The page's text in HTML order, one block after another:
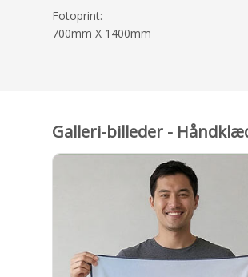
Fotoprint:
700mm X 1400mm
Galleri-billeder -